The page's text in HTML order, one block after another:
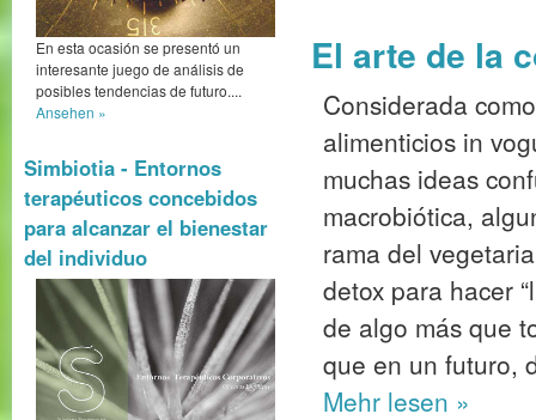
En esta ocasión se presentó un
interesante juego de análisis de
posibles tendencias de futuro....
Ansehen »
Simbiotia - Entornos
terapéuticos concebidos
para alcanzar el bienestar
del individuo
El arte de la
Considerada
alimenticios in
muchas ideas
macrobiótica,
rama del
detox para hacer
de algo más que
que en un futuro,
Mehr lesen »